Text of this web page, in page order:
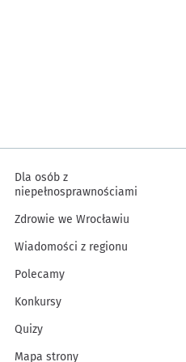
Dla osób z
niepełnosprawnościami
Zdrowie we Wrocławiu
Wiadomości z regionu
Polecamy
Konkursy
Quizy
Mapa strony